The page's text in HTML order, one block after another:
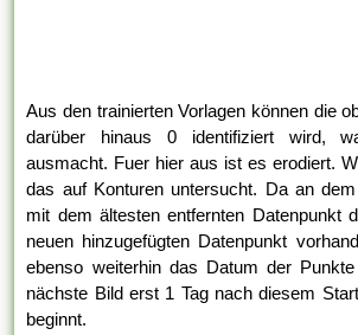
Aus den trainierten Vorlagen können die
darüber hinaus 0 identifiziert wird,
ausmacht. Fuer hier aus ist es erodiert.
das auf Konturen untersucht. Da an
mit dem ältesten entfernten Datenpunkt
neuen hinzugefügten Datenpunkt
ebenso weiterhin das Datum der
nächste Bild erst 1 Tag nach diesem
beginnt.